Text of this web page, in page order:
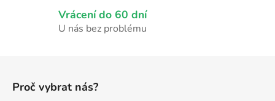
p
i
Vrácení do 60 dní
U nás bez problému
Proč vybrat nás?